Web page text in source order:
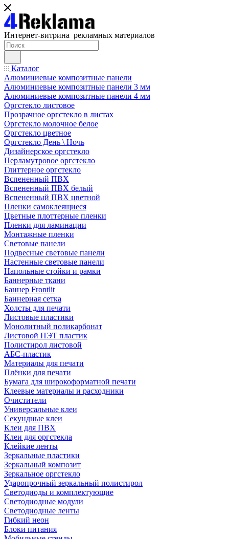
Интернет-витрина рекламных материалов
Каталог
Алюминиевые композитные панели
Алюминиевые композитные панели 3 мм
Алюминиевые композитные панели 4 мм
Оргстекло листовое
Прозрачное оргстекло в листах
Оргстекло молочное белое
Оргстекло цветное
Оргстекло День \ Ночь
Дизайнерское оргстекло
Перламутровое оргстекло
Глиттерное оргстекло
Вспененный ПВХ
Вспененный ПВХ белый
Вспененный ПВХ цветной
Пленки самоклеящиеся
Цветные плоттерные пленки
Пленки для ламинации
Монтажные пленки
Световые панели
Подвесные световые панели
Настенные световые панели
Напольные стойки и рамки
Баннерные ткани
Баннер Frontlit
Баннерная сетка
Холсты для печати
Листовые пластики
Монолитный поликарбонат
Листовой ПЭТ пластик
Полистирол листовой
АБС-пластик
Материалы для печати
Плёнки для печати
Бумага для широкоформатной печати
Клеевые материалы и расходники
Очистители
Универсальные клеи
Секундные клеи
Клеи для ПВХ
Клеи для оргстекла
Клейкие ленты
Зеркальные пластики
Зеркальный композит
Зеркальное оргстекло
Ударопрочный зеркальный полистирол
Светодиоды и комплектующие
Светодиодные модули
Светодиодные ленты
Гибкий неон
Блоки питания